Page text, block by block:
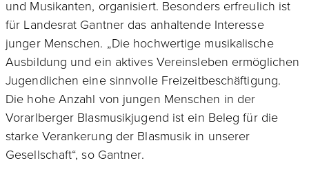
und Musikanten, organisiert. Besonders erfreulich ist
für Landesrat Gantner das anhaltende Interesse
junger Menschen. „Die hochwertige musikalische
Ausbildung und ein aktives Vereinsleben ermöglichen
Jugendlichen eine sinnvolle Freizeitbeschäftigung.
Die hohe Anzahl von jungen Menschen in der
Vorarlberger Blasmusikjugend ist ein Beleg für die
starke Verankerung der Blasmusik in unserer
Gesellschaft“, so Gantner.